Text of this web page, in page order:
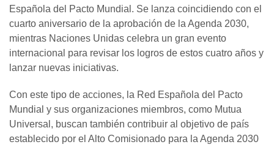
Española del Pacto Mundial. Se lanza coincidiendo con el
cuarto aniversario de la aprobación de la Agenda 2030,
mientras Naciones Unidas celebra un gran evento
internacional para revisar los logros de estos cuatro años y
lanzar nuevas iniciativas.
Con este tipo de acciones, la Red Española del Pacto
Mundial y sus organizaciones miembros, como Mutua
Universal, buscan también contribuir al objetivo de país
establecido por el Alto Comisionado para la Agenda 2030